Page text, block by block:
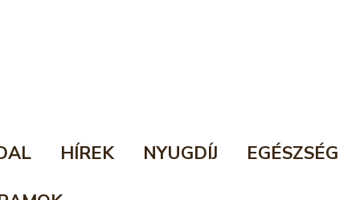
HÍREK NYUGDÍJ EGÉSZSÉG